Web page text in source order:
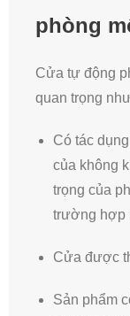
phòng
Cửa tự động
quan trọng
Có tác
của không
trọng của
trường hợp
Cửa được
Sản phẩm